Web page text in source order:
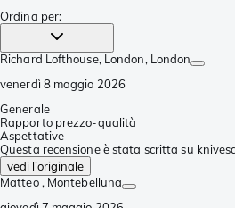
Ordina per:
Richard Lofthouse, London, London
venerdì 8 maggio 2026
Generale
Rapporto prezzo-qualità
Aspettative
Questa recensione è stata scritta su
vedi l’originale
Matteo , Montebelluna